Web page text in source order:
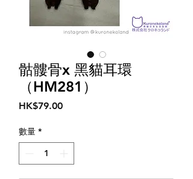
骷髏骨x 黑貓耳環
（HM281）
HK$79.00價
數量 *